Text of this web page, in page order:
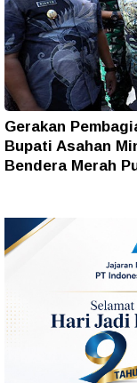
Gerakan
Bupati Asahan
Bendera Merah